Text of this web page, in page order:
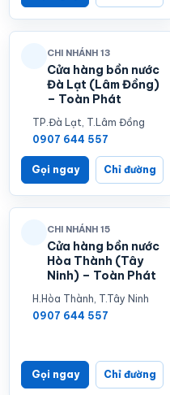
CHI NHÁNH 13
Cửa hàng bồn nước
Đà Lạt (Lâm Đồng)
– Toàn Phát
TP.Đà Lạt, T.Lâm Đồng
0907 644 557
Gọi ngay Chỉ đường
CHI NHÁNH 15
Cửa hàng bồn nước
Hòa Thành (Tây
Ninh) – Toàn Phát
H.Hòa Thành, T.Tây Ninh
0907 644 557
Gọi ngay Chỉ đường